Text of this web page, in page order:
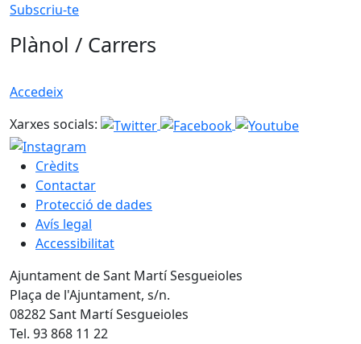
Subscriu-te
Plànol / Carrers
Accedeix
Xarxes socials:
Crèdits
Contactar
Protecció de dades
Avís legal
Accessibilitat
Ajuntament de Sant Martí Sesgueioles
Plaça de l'Ajuntament, s/n.
08282 Sant Martí Sesgueioles
Tel. 93 868 11 22